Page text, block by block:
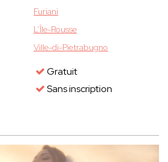
Furiani
L’Île-Rousse
Ville-di-Pietrabugno
Gratuit
Sans inscription